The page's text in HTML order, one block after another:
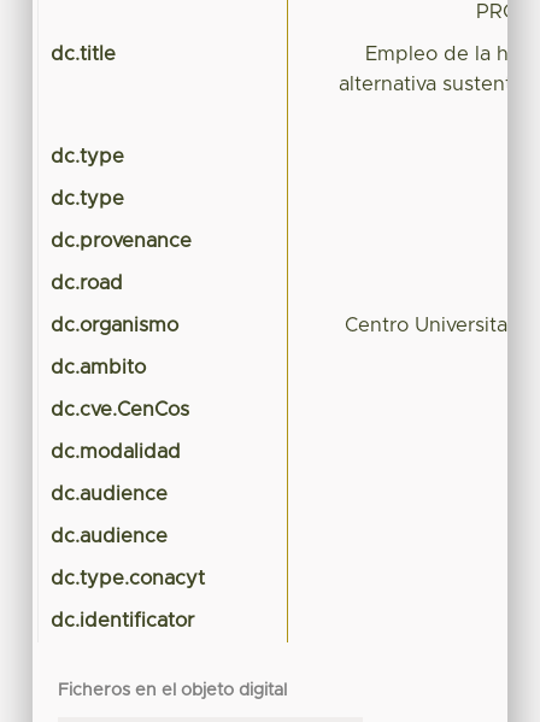
dc.title
Empleo de la
alternativa
dc.type
dc.type
dc.provenance
dc.road
dc.organismo Centro Universitario
dc.ambito
dc.cve.CenCos
dc.modalidad
dc.audience
dc.audience
dc.type.conacyt
dc.identificator
Ficheros en el objeto digital